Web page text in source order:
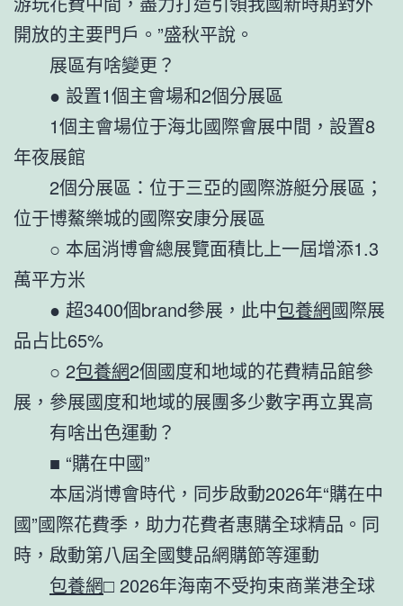
開放的主要門戶。”盛秋平說。
展區有啥變更？
● 設置1個主會場和2個分展區
1個主會場位于海北國際會展中間，設置8
年夜展館
2個分展區：位于三亞的國際游艇分展區；
位于博鰲樂城的國際安康分展區
○ 本屆消博會總展覽面積比上一屆增添1.3
萬平方米
● 超3400個brand參展，此中包養網國際展
品占比65%
○ 2包養網2個國度和地域的花費精品館參
展，參展國度和地域的展團多少數字再立異高
有啥出色運動？
■ “購在中國”
本屆消博會時代，同步啟動2026年“購在中
國”國際花費季，助力花費者惠購全球精品。同
時，啟動第八屆全國雙品網購節等運動
包養網□ 2026年海南不受拘束商業港全球